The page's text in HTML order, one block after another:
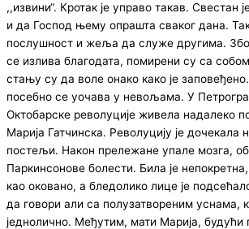
,,извини“. Кротак је управо такав. Свестан
и да Господ њему опрашта сваког дана.
послушност и жеља да служе другима.
се излива благодата, помирени су са
стању су да воле онако како је
посебно се уочава у невољама. У
Октобарске револуције живела надалеко
Марија Гатчинска. Револуцију је дочекала
постељи. Након прележане упале мозга,
Паркинсонове болести. Била је непокретна,
као оковано, а бледолико лице је
да говори али са полузатвореним уснама,
једнолично. Међутим, мати Марија, будући